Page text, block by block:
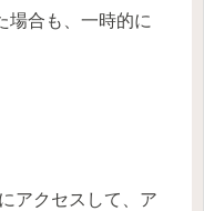
場合も、一時的に
アクセスして、ア